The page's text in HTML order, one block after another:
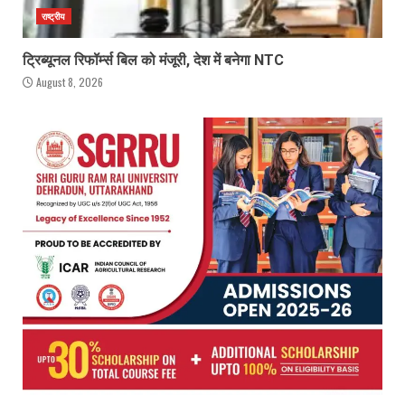
राष्ट्रीय
ट्रिब्यूनल रिफॉर्म्स बिल को मंजूरी, देश में बनेगा NTC
August 8, 2026